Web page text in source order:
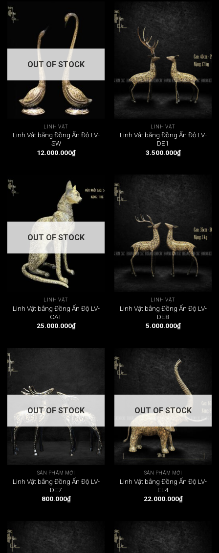
OUT OF STOCK
LINH VẬT
Linh Vật bằng Đồng Ấn Độ LV-
SW
12.000.000₫
LINH VẬT
Linh Vật bằng Đồng Ấn Độ LV-
DE1
3.500.000₫
OUT OF STOCK
LINH VẬT
Linh Vật bằng Đồng Ấn Độ LV-
CAT
25.000.000₫
LINH VẬT
Linh Vật bằng Đồng Ấn Độ LV-
DE8
5.000.000₫
OUT OF STOCK
SẢN PHẨM MỚI
Linh Vật bằng Đồng Ấn Độ LV-
DE7
800.000₫
OUT OF STOCK
SẢN PHẨM MỚI
Linh Vật bằng Đồng Ấn Độ LV-
EL4
22.000.000₫